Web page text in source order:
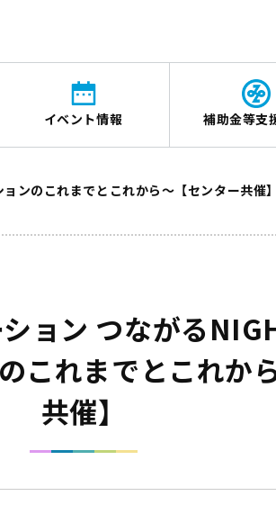
イベント情報 補助金等支
ンのこれまでとこれから～【センター共催】
ョン つながる
これまでとこれか
共催】